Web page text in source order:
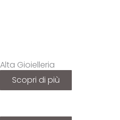
Alta Gioielleria
Scopri di più